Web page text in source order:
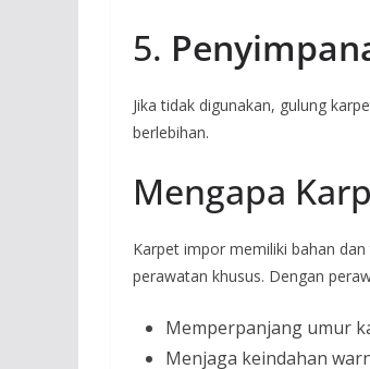
5.
Jika tidak digunakan, gulung
berlebihan.
Mengapa
Karpet impor memiliki bahan
perawatan khusus. Dengan
Memperpanjang umur
Menjaga keindahan